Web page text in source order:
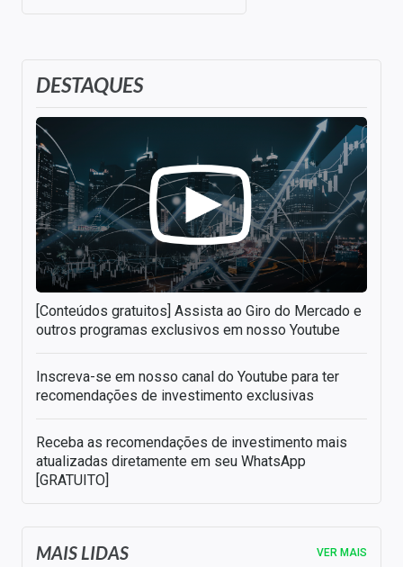
DESTAQUES
[Conteúdos gratuitos] Assista ao Giro do Mercado e
outros programas exclusivos em nosso Youtube
Inscreva-se em nosso canal do Youtube para ter
recomendações de investimento exclusivas
Receba as recomendações de investimento mais
atualizadas diretamente em seu WhatsApp
[GRATUITO]
MAIS LIDAS VER MAIS